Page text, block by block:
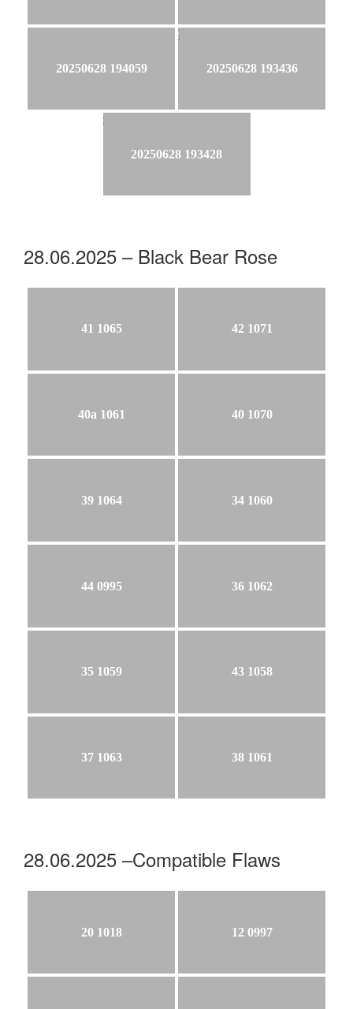
20250628 194059 20250628 193436
20250628 193428
28.06.2025 – Black Bear Rose
41 1065 42 1071
40a 1061 40 1070
39 1064 34 1060
44 0995 36 1062
35 1059 43 1058
37 1063 38 1061
28.06.2025 –Compatible Flaws
20 1018 12 0997